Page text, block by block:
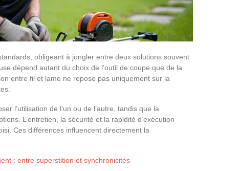
obligeant à jongler entre deux solutions souvent
dépend autant du choix de l’outil de coupe que de la
entre fil et lame ne repose pas uniquement sur la
l’utilisation de l’un ou de l’autre, tandis que la
L’entretien, la sécurité et la rapidité d’exécution
Ces différences influencent directement la
: entre superstition et synchronicités